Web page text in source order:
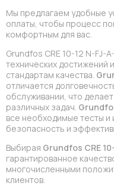
Мы предлагаем удобные
оплаты, чтобы процесс
комфортным для вас.
Grundfos CRE 10-12 N-FJ-
технических достижений
стандартам качества.
отличается
обслуживании, что
различных задач.
все необходимые тесты и
безопасность и
Выбирая Grundfos CRE
гарантированное
многочисленными
клиентов.